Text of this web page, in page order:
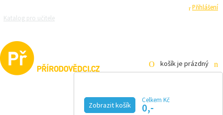
Přihlášení
Katalog pro učitele
košík je prázdný
Zobrazit košík
Celkem Kč
0,-